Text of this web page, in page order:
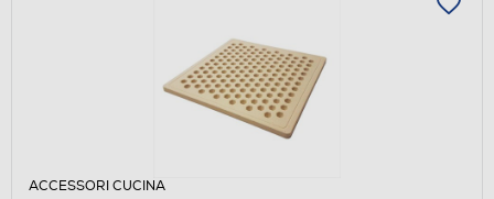
ACCESSORI CUCINA